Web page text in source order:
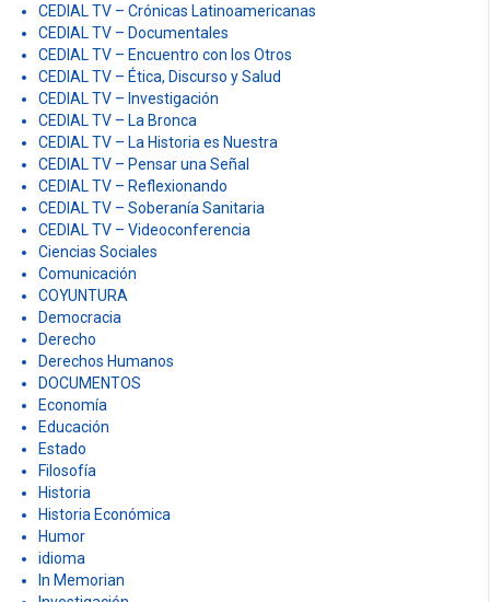
CEDIAL TV – Crónicas Latinoamericanas
CEDIAL TV – Documentales
CEDIAL TV – Encuentro con los Otros
CEDIAL TV – Ética, Discurso y Salud
CEDIAL TV – Investigación
CEDIAL TV – La Bronca
CEDIAL TV – La Historia es Nuestra
CEDIAL TV – Pensar una Señal
CEDIAL TV – Reflexionando
CEDIAL TV – Soberanía Sanitaria
CEDIAL TV – Videoconferencia
Ciencias Sociales
Comunicación
COYUNTURA
Democracia
Derecho
Derechos Humanos
DOCUMENTOS
Economía
Educación
Estado
Filosofía
Historia
Historia Económica
Humor
idioma
In Memorian